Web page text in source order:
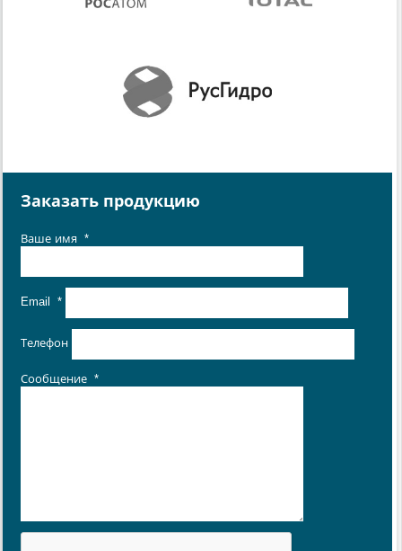
Заказать продукцию
Ваше имя *
Email *
Телефон
Сообщение *